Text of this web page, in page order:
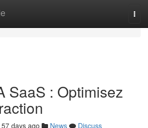
SaaS : Optimisez
57 days ago News
Discuss